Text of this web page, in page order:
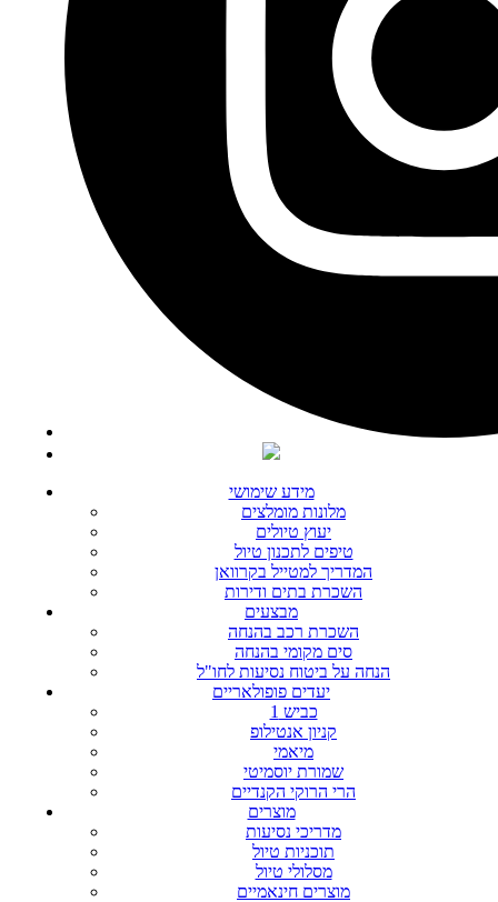
מידע שימושי
מלונות מומלצים
יעוץ טיולים
טיפים לתכנון טיול
המדריך למטייל בקרוואן
השכרת בתים ודירות
מבצעים
השכרת רכב בהנחה
סים מקומי בהנחה
הנחה על ביטוח נסיעות לחו"ל
יעדים פופולאריים
כביש 1
קניון אנטילופ
מיאמי
שמורת יוסמיטי
הרי הרוקי הקנדיים
מוצרים
מדריכי נסיעות
תוכניות טיול
מסלולי טיול
מוצרים חינאמיים